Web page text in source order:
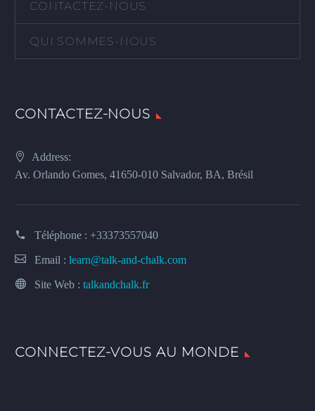
CONTACTEZ-NOUS
QUI SOMMES-NOUS
CONTACTEZ-NOUS
Address:
Av. Orlando Gomes, 41650-010 Salvador, BA, Brésil
Téléphone : +33373557040
Email : learn@talk-and-chalk.com
Site Web : talkandchalk.fr
CONNECTEZ-VOUS AU MONDE